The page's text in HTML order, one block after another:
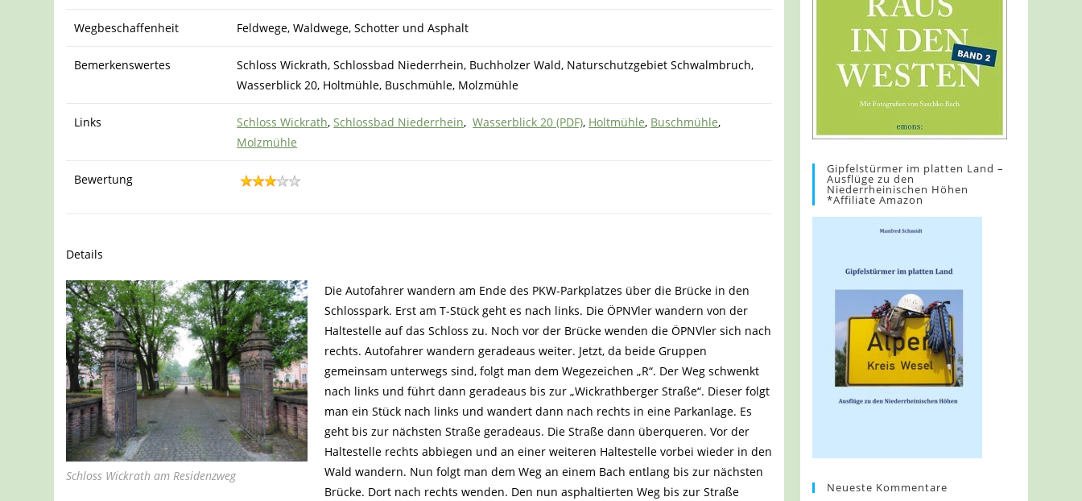
Wegbeschaffenheit Feldwege, Waldwege, Schotter und Asphalt
Bemerkenswertes
Schloss Wickrath, Schlossbad Niederrhein, Buchholzer Wald, Naturschutzgebiet Schwalmbruch,
Wasserblick 20, Holtmühle, Buschmühle, Molzmühle
Links Schloss Wickrath,Schlossbad Niederrhein,Wasserblick 20 (PDF), Holtmühle, Buschmühle,
Molzmühle
Bewertung
Details
Schloss Wickrath am Residenzweg
Die Autofahrer wandern am Ende des PKW-Parkplatzes über die Brücke in den
Schlosspark. Erst am T-Stück geht es nach links. Die ÖPNVler wandern von der
Haltestelle auf das Schloss zu. Noch vor der Brücke wenden die ÖPNVler sich nach
rechts. Autofahrer wandern geradeaus weiter. Jetzt, da beide Gruppen
gemeinsam unterwegs sind, folgt man dem Wegezeichen „R“. Der Weg schwenkt
nach links und führt dann geradeaus bis zur „Wickrathberger Straße“. Dieser folgt
man ein Stück nach links und wandert dann nach rechts in eine Parkanlage. Es
geht bis zur nächsten Straße geradeaus. Die Straße dann überqueren. Vor der
Haltestelle rechts abbiegen und an einer weiteren Haltestelle vorbei wieder in den
Wald wandern. Nun folgt man dem Weg an einem Bach entlang bis zur nächsten
Brücke. Dort nach rechts wenden. Den nun asphaltierten Weg bis zur Straße
Gipfelstürmer im platten Land –
Ausflüge zu den
Niederrheinischen Höhen
*Affiliate Amazon
Neueste Kommentare